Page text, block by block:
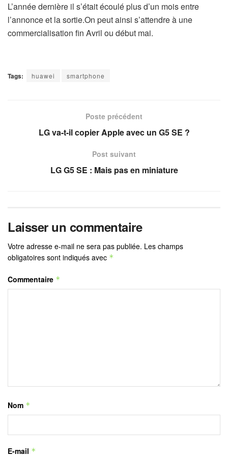
L’année dernière il s’était écoulé plus d’un mois entre
l’annonce et la sortie.On peut ainsi s’attendre à une
commercialisation fin Avril ou début mai.
Tags: huawei smartphone
Poste précédent
LG va-t-il copier Apple avec un G5 SE ?
Post suivant
LG G5 SE : Mais pas en miniature
Laisser un commentaire
Votre adresse e-mail ne sera pas publiée. Les champs
obligatoires sont indiqués avec *
Commentaire *
Nom *
E-mail *